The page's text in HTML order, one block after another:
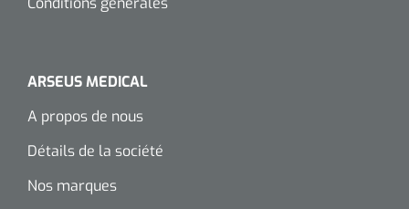
ARSEUS MEDICAL
A propos de nous
Détails de la société
Nos marques